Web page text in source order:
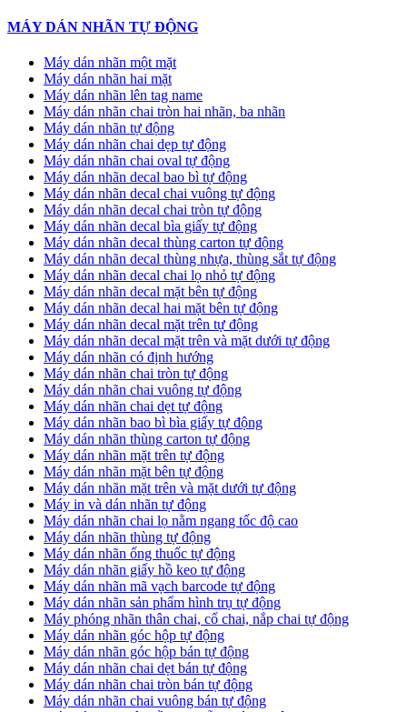
MÁY DÁN NHÃN TỰ ĐỘNG
Máy dán nhãn một mặt
Máy dán nhãn hai mặt
Máy dán nhãn lên tag name
Máy dán nhãn chai tròn hai nhãn, ba nhãn
Máy dán nhãn tự động
Máy dán nhãn chai dẹp tự động
Máy dán nhãn chai oval tự động
Máy dán nhãn decal bao bì tự động
Máy dán nhãn decal chai vuông tự động
Máy dán nhãn decal chai tròn tự động
Máy dán nhãn decal bìa giấy tự động
Máy dán nhãn decal thùng carton tự động
Máy dán nhãn decal thùng nhựa, thùng sắt tự động
Máy dán nhãn decal chai lọ nhỏ tự động
Máy dán nhãn decal mặt bên tự động
Máy dán nhãn decal hai mặt bên tự động
Máy dán nhãn decal mặt trên tự động
Máy dán nhãn decal mặt trên và mặt dưới tự động
Máy dán nhãn có định hướng
Máy dán nhãn chai tròn tự động
​Máy dán nhãn chai vuông tự động
​Máy dán nhãn chai dẹt tự động
​Máy dán nhãn bao bì bìa giấy tự động
Máy dán nhãn thùng carton tự động
​Máy dán nhãn mặt trên tự động
​Máy dán nhãn mặt bên tự động
​Máy dán nhãn mặt trên và mặt dưới tự động
Máy in và dán nhãn tự động
Máy dán nhãn chai lọ nằm ngang tốc độ cao
​Máy dán nhãn thùng tự động
Máy dán nhãn ống thuốc tự động
​Máy dán nhãn giấy hồ keo tự động
​Máy dán nhãn mã vạch barcode tự động
​Máy dán nhãn sản phẩm hình trụ tự động
Máy phóng nhãn thân chai, cổ chai, nắp chai tự động
​Máy dán nhãn góc hộp tự động
Máy dán nhãn góc hộp bán tự động
​Máy dán nhãn chai dẹt bán tự động
Máy dán nhãn chai tròn bán tự động
Máy dán nhãn chai vuông bán tự động